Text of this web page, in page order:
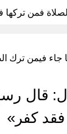
فمن تركها
فيمن ترك
قال
فقد كفر»